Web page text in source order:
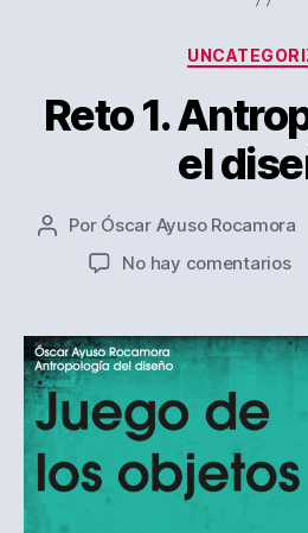
Reto 1.
el
Autor
Por Óscar Ayuso Rocamora
No hay comentariosen
en